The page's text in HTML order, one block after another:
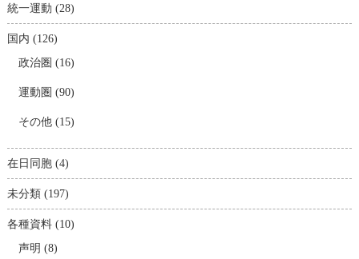
統一運動 (28)
国内 (126)
政治圏 (16)
運動圏 (90)
その他(15)
在日同胞(4)
未分類 (197)
各種資料(10)
声明 (8)